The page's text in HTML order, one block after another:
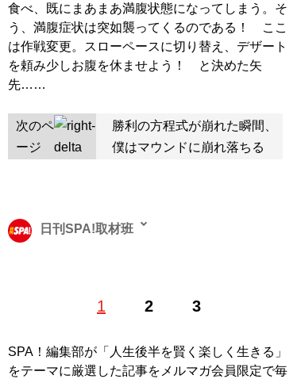
食べ、既にまあまあ満腹状態になってしまう。そ
う、満腹症状は突如襲ってくるのである！ ここ
は作戦変更。スローペースに切り替え、デザート
を頼み少しお腹を休ませよう！ と決めた矢
先……
次のペ
ージ
勝利の方程式が崩れた瞬間、
僕はマウンドに崩れ落ちる
1 2 3
日刊SPA!取材班
SPA！編集部が「人生後半を賢く楽しく生きる」
をテーマに厳選した記事をメルマガ会員限定で毎